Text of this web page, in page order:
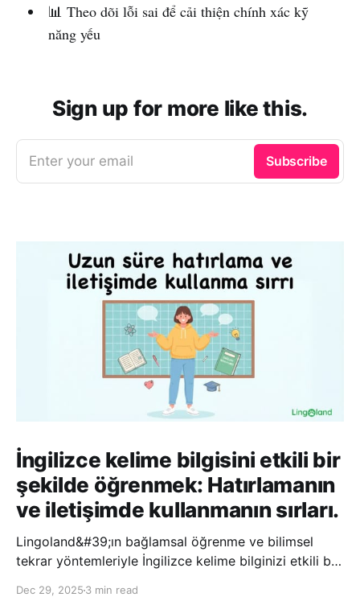
📊 Theo dõi lỗi sai để cải thiện chính xác kỹ
năng yếu
Sign up for more like this.
Enter your email Subscribe
İngilizce kelime bilgisini etkili bir
şekilde öğrenmek: Hatırlamanın
ve iletişimde kullanmanın sırları.
Lingoland&#39;ın bağlamsal öğrenme ve bilimsel
tekrar yöntemleriyle İngilizce kelime bilginizi etkili bir
Dec 29, 2025 3 min read